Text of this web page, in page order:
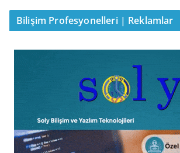
Bilişim Profesyonelleri | Reklamlar